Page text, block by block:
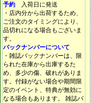
予約 入荷日に発送
・店内分から出荷するため、
ご注文のタイミングにより、
品切れになる場合もございま
す。
バックナンバーについて
・雑誌バックナンバーは、限
られた在庫から出庫するた
め、多少の傷、破れがありま
す。付録がない場合や期間限
定のイベント、特典が無効に
なる場合もあります。 雑誌バ